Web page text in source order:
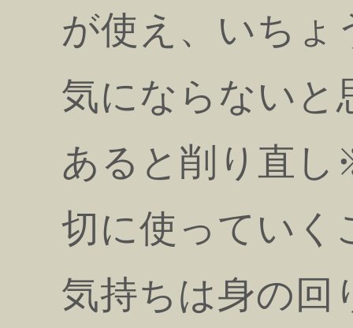
が使え、いちょ
気にならないと
あると削り直
切に使っていく
気持ちは身の回